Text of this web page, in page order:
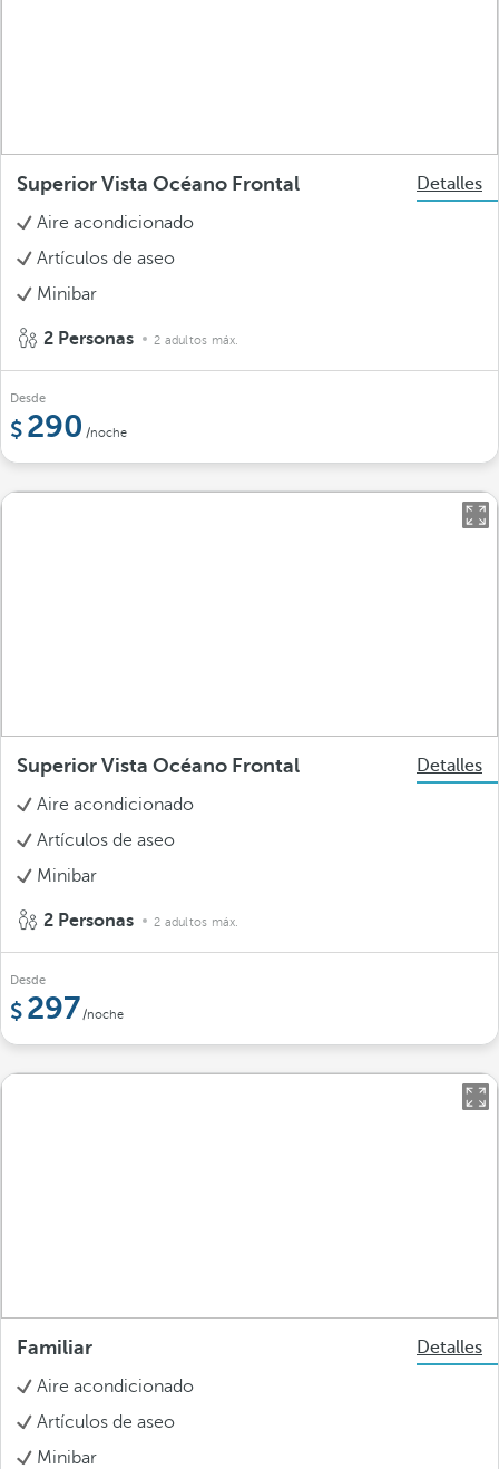
Superior Vista Océano Frontal
Detalles
Aire acondicionado
Artículos de aseo
Minibar
2 Personas 2 adultos máx.
Desde
290 /noche
Superior Vista Océano Frontal
Detalles
Aire acondicionado
Artículos de aseo
Minibar
2 Personas 2 adultos máx.
Desde
297/noche
Familiar
Detalles
Aire acondicionado
Artículos de aseo
Minibar